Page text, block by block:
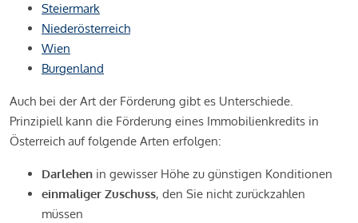
Steiermark
Niederösterreich
Wien
Burgenland
Auch bei der Art der Förderung gibt es Unterschiede.
Prinzipiell kann die Förderung eines Immobilienkredits in
Österreich auf folgende Arten erfolgen:
Darlehen in gewisser Höhe zu günstigen Konditionen
einmaliger Zuschuss, den Sie nicht zurückzahlen
müssen